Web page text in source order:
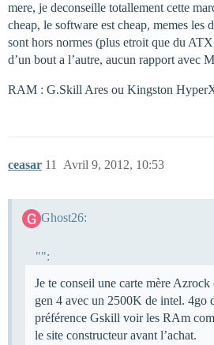
mere, je deconseille totallement cette
cheap, le software est cheap, memes les
sont hors normes (plus etroit que du
d’un bout a l’autre, aucun rapport avec
RAM : G.Skill Ares ou Kingston
ceasar Avril 9, 2012, 10:53
11
Ghost26:
"":
Je te conseil une carte mère
gen 4 avec un 2500K de intel. 4go
préférence Gskill voir les RAm
le site constructeur avant l’achat.